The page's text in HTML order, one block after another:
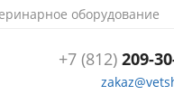
оборудование
+7 (812)209-